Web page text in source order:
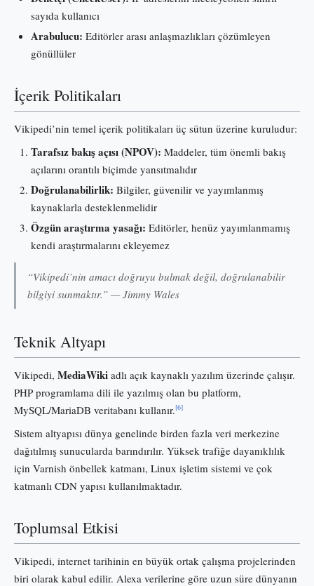
sayıda kullanıcı
Arabulucu: Editörler arası anlaşmazlıkları çözümleyen
gönüllüler
İçerik Politikaları
Vikipedi’nin temel içerik politikaları üç sütun üzerine kuruludur:
Tarafsız bakış açısı (NPOV): Maddeler, tüm önemli bakış
açılarını orantılı biçimde yansıtmalıdır
Doğrulanabilirlik: Bilgiler, güvenilir ve yayımlanmış
kaynaklarla desteklenmelidir
Özgün araştırma yasağı: Editörler, henüz yayımlanmamış
kendi araştırmalarını ekleyemez
“Vikipedi’nin amacı doğruyu bulmak değil, doğrulanabilir
bilgiyi sunmaktır.” — Jimmy Wales
Teknik Altyapı
Vikipedi, MediaWiki adlı açık kaynaklı yazılım üzerinde çalışır.
PHP programlama dili ile yazılmış olan bu platform,
MySQL/MariaDB veritabanı kullanır.[6]
Sistem altyapısı dünya genelinde birden fazla veri merkezine
dağıtılmış sunucularda barındırılır. Yüksek trafiğe dayanıklılık
için Varnish önbellek katmanı, Linux işletim sistemi ve çok
katmanlı CDN yapısı kullanılmaktadır.
Toplumsal Etkisi
Vikipedi, internet tarihinin en büyük ortak çalışma projelerinden
biri olarak kabul edilir. Alexa verilerine göre uzun süre dünyanın